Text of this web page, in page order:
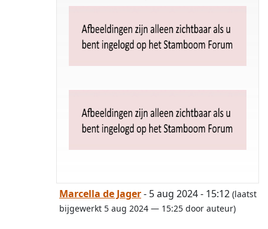
Marcella de Jager- 5 aug 2024 - 15:12 (laatst
bijgewerkt 5 aug 2024 — 15:25 door auteur)